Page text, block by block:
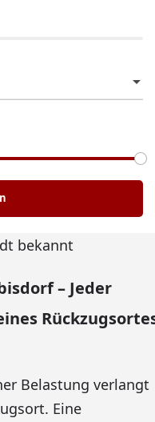
bekannt
– Jeder
Belastung verlangt
Eine